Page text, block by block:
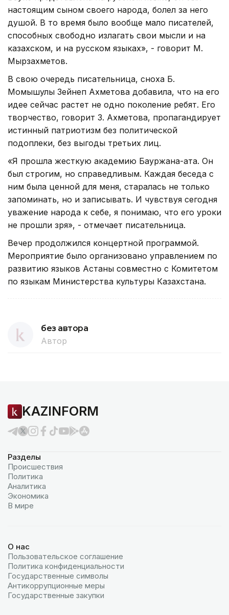
настоящим сыном своего народа, болел за него
душой. В то время было вообще мало писателей,
способных свободно излагать свои мысли и на
казахском, и на русском языках», - говорит М.
Мырзахметов.
В свою очередь писательница, сноха Б.
Момышулы Зейнеп Ахметова добавила, что на его
идее сейчас растет не одно поколение ребят. Его
творчество, говорит З. Ахметова, пропагандирует
истинный патриотизм без политической
подоплеки, без выгоды третьих лиц.
«Я прошла жесткую академию Бауржана-ата. Он
был строгим, но справедливым. Каждая беседа с
ним была ценной для меня, старалась не только
запоминать, но и записывать. И чувствуя сегодня
уважение народа к себе, я понимаю, что его уроки
не прошли зря», - отмечает писательница.
Вечер продолжился концертной программой.
Мероприятие было организовано управлением по
развитию языков Астаны совместно с Комитетом
по языкам Министерства культуры Казахстана.
без автора
Автор
KAZINFORM
Разделы
Происшествия
Политика
Аналитика
Экономика
В мире
О нас
Пользовательское соглашение
Политика конфиденциальности
Государственные символы
Антикоррупционные меры
Государственные закупки